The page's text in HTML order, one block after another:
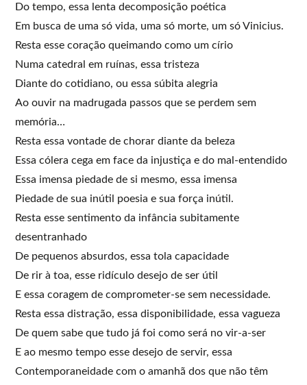
Do tempo, essa lenta decomposição poética
Em busca de uma só vida, uma só morte, um só Vinicius.
Resta esse coração queimando como um círio
Numa catedral em ruínas, essa tristeza
Diante do cotidiano, ou essa súbita alegria
Ao ouvir na madrugada passos que se perdem sem
memória…
Resta essa vontade de chorar diante da beleza
Essa cólera cega em face da injustiça e do mal-entendido
Essa imensa piedade de si mesmo, essa imensa
Piedade de sua inútil poesia e sua força inútil.
Resta esse sentimento da infância subitamente
desentranhado
De pequenos absurdos, essa tola capacidade
De rir à toa, esse ridículo desejo de ser útil
E essa coragem de comprometer-se sem necessidade.
Resta essa distração, essa disponibilidade, essa vagueza
De quem sabe que tudo já foi como será no vir-a-ser
E ao mesmo tempo esse desejo de servir, essa
Contemporaneidade com o amanhã dos que não têm